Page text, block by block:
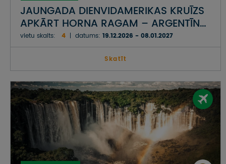
JAUNGADA DIENVIDAMERIKAS KRUĪZS
APKĀRT HORNA RAGAM – ARGENTĪNA,
ČĪLE, URUGVAJA, UGUNSZEME UN
FOLKLENDU SALAS
vietu skaits: 4 datums: 19.12.2026 - 08.01.2027
Skatīt